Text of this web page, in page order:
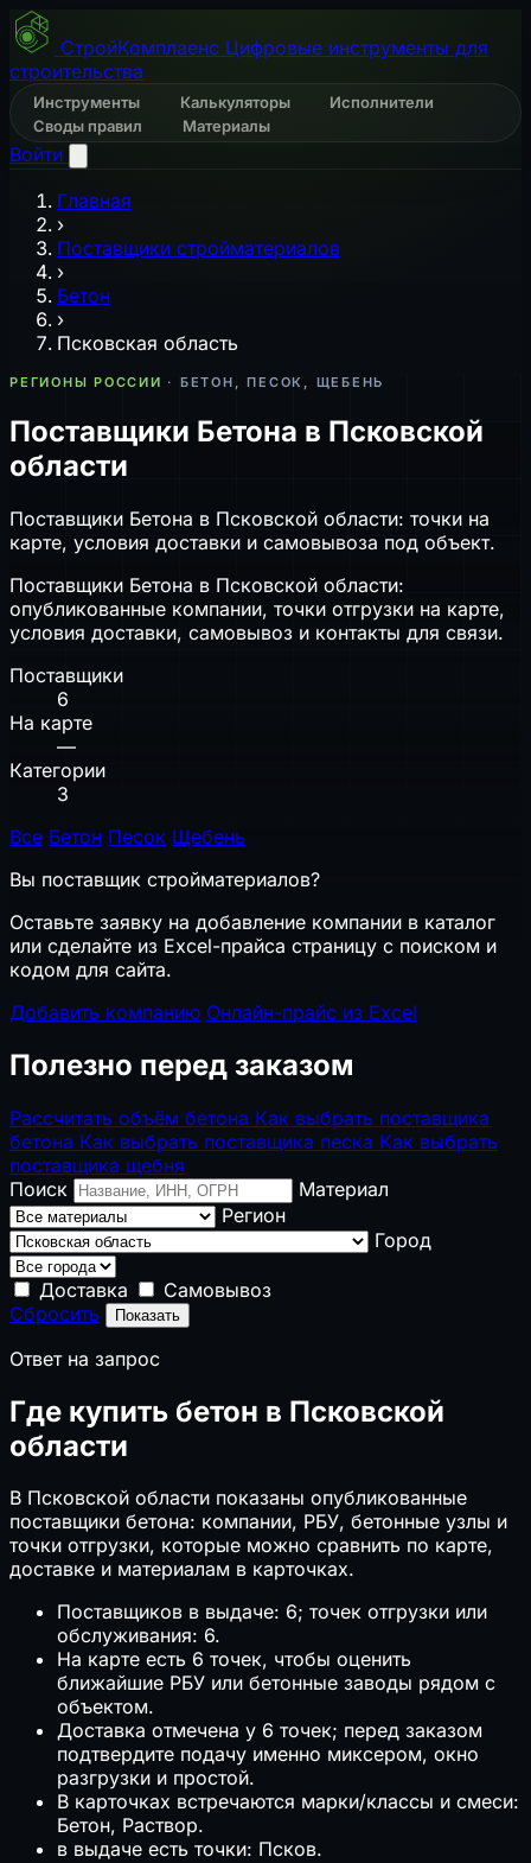
СтройКомплаенс Цифровые инструменты для
строительства
Инструменты Калькуляторы
Исполнители
Своды правил
Материалы
Войти
Главная
›
Поставщики стройматериалов
›
Бетон
›
Псковская область
РЕГИОНЫ РОССИИ · БЕТОН, ПЕСОК, ЩЕБЕНЬ
Поставщики Бетона в Псковской
области
Поставщики Бетона в Псковской области: точки на
карте, условия доставки и самовывоза под объект.
Поставщики Бетона в Псковской области:
опубликованные компании, точки отгрузки на карте,
условия доставки, самовывоз и контакты для связи.
Поставщики
6
На карте
—
Категории
3
Все Бетон Песок Щебень
Вы поставщик стройматериалов?
Оставьте заявку на добавление компании в каталог
или сделайте из Excel-прайса страницу с поиском и
кодом для сайта.
Добавить компанию Онлайн-прайс из Excel
Полезно перед заказом
Рассчитать объём бетона Как выбрать поставщика
бетона Как выбрать поставщика песка Как выбрать
поставщика щебня
Поиск
Материал
Регион
Город
Доставка
Самовывоз
Сбросить
Показать
Ответ на запрос
Где купить бетон в Псковской
области
В Псковской области показаны опубликованные
поставщики бетона: компании, РБУ, бетонные узлы и
точки отгрузки, которые можно сравнить по карте,
доставке и материалам в карточках.
Поставщиков в выдаче: 6; точек отгрузки или
обслуживания: 6.
На карте есть 6 точек, чтобы оценить
ближайшие РБУ или бетонные заводы рядом с
объектом.
Доставка отмечена у 6 точек; перед заказом
подтвердите подачу именно миксером, окно
разгрузки и простой.
В карточках встречаются марки/классы и смеси:
Бетон, Раствор.
в выдаче есть точки: Псков.